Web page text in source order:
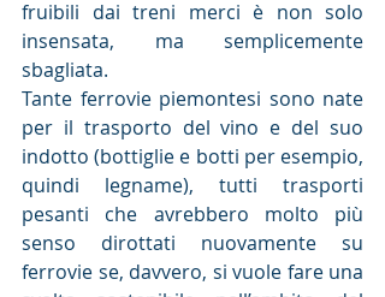
fruibili dai treni merci è non solo
insensata, ma semplicemente
sbagliata.
Tante ferrovie piemontesi sono nate
per il trasporto del vino e del suo
indotto (bottiglie e botti per esempio,
quindi legname), tutti trasporti
pesanti che avrebbero molto più
senso dirottati nuovamente su
ferrovie se, davvero, si vuole fare una